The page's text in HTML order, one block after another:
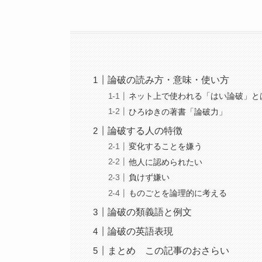
論破の読み方・意味・使い方
ネット上で使われる「はい論破」と
ひろゆきの著書「論破力」
論破する人の特徴
変化することを嫌う
他人に認められたい
負けず嫌い
ものごとを論理的に考える
論破の類義語と例文
論破の英語表現
まとめ この記事のおさらい